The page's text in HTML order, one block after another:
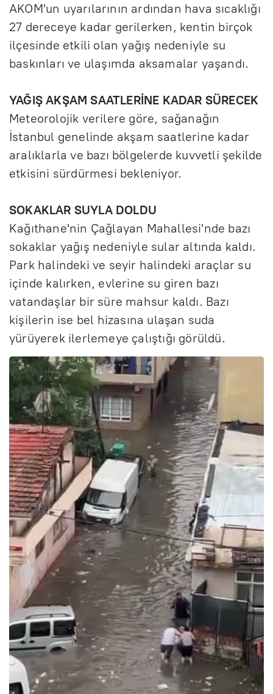
AKOM'un uyarılarının ardından hava sıcaklığı
27 dereceye kadar gerilerken, kentin birçok
ilçesinde etkili olan yağış nedeniyle su
baskınları ve ulaşımda aksamalar yaşandı.
YAĞIŞ AKŞAM SAATLERİNE KADAR SÜRECEK
Meteorolojik verilere göre, sağanağın
İstanbul genelinde akşam saatlerine kadar
aralıklarla ve bazı bölgelerde kuvvetli şekilde
etkisini sürdürmesi bekleniyor.
SOKAKLAR SUYLA DOLDU
Kağıthane'nin Çağlayan Mahallesi'nde bazı
sokaklar yağış nedeniyle sular altında kaldı.
Park halindeki ve seyir halindeki araçlar su
içinde kalırken, evlerine su giren bazı
vatandaşlar bir süre mahsur kaldı. Bazı
kişilerin ise bel hizasına ulaşan suda
yürüyerek ilerlemeye çalıştığı görüldü.